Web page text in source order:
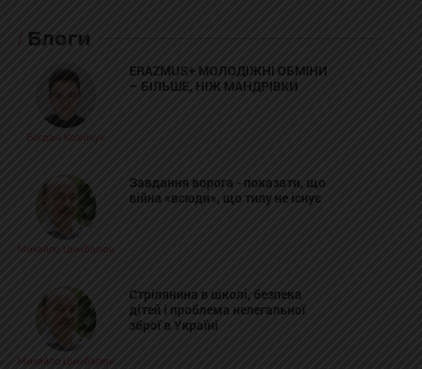
Блоги
Богдан Козійчук
ERAZMUS+ МОЛОДІЖНІ ОБМІНИ
– БІЛЬШЕ, НІЖ МАНДРІВКИ
Михайло Цимбалюк
Завдання ворога - показати, що
війна «всюди», що тилу не існує
Михайло Цимбалюк
Стрілянина в школі, безпека
дітей і проблема нелегальної
зброї в Україні